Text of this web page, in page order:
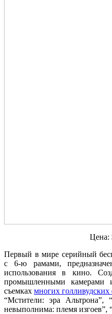
Цена:
Первый в мире серийный
с 6-ю рамами,
использования в кино.
промышленными камерами
съемках многих
“Мстители: эра
невыполнима: племя изгоев”,